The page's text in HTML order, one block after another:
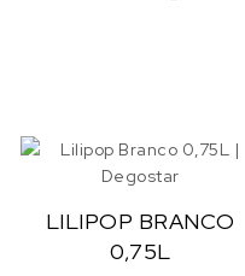
LILIPOP BRANCO
0,75L